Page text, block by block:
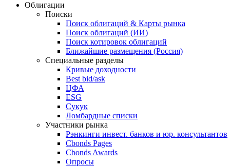
Облигации
Поиски
Поиск облигаций & Карты рынка
Поиск облигаций (ИИ)
Поиск котировок облигаций
Ближайшие размещения (Россия)
Специальные разделы
Кривые доходности
Best bid/ask
ЦФА
ESG
Сукук
Ломбардные списки
Участники рынка
Рэнкинги инвест. банков и юр. консультантов
Cbonds Pages
Cbonds Awards
Опросы